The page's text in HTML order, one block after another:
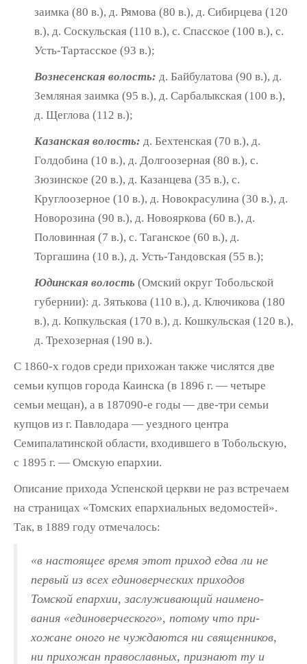
заимка (80 в.), д. Рямова (80 в.), д. Сибирцева (120
в.), д. Соскульская (110 в.), с. Спасское (100 в.), с.
Усть-Тартасское (93 в.);
Вознесенская волость: д. Байбулатова (90 в.), д.
Земляная заимка (95 в.), д. Сарбалыкская (100 в.),
д. Щеглова (112 в.);
Казанская волость: д. Бехтенская (70 в.), д.
Голдобина (10 в.), д. Долгоозерная (80 в.), с.
Зюзинское (20 в.), д. Казанцева (35 в.), с.
Круглоозерное (10 в.), д. Новокрасулина (30 в.), д.
Новорозина (90 в.), д. Новояркова (60 в.), д.
Половинная (7 в.), с. Таганское (60 в.), д.
Торгашина (10 в.), д. Усть-Тандовская (55 в.);
Юдинская волость (Омский округ Тоболь­ской
губернии): д. Зятькова (110 в.), д. Ключикова (180
в.), д. Копкульская (170 в.), д. Кошкульская (120 в.),
д. Трехозерная (190 в.).
С 1860-х годов среди прихожан также числятся две
семьи купцов города Каинска (в 1896 г. — четыре
семьи мещан), а в 1870­90-е годы — две-три семьи
купцов из г. Пав­лодара — уездного центра
Семипалатинской области, входившего в Тобольскую,
с 1895 г. — Омскую епархии.
Описание прихода Успенской церкви не раз встречаем
на страницах «Томских епархиаль­ных ведомостей».
Так, в 1889 году отмеча­лось:
«в настоящее время этот приход едва ли не
первый из всех единоверческих приходов
Томской епархии, заслуживающий наимено­
вания «единоверческого», потому что при­
хожане оного не чуждаются ни священников,
ни прихожан православных, признают ту и